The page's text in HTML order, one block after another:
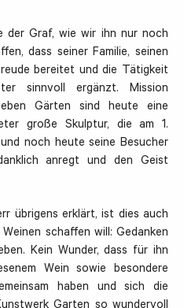
der Graf, wie wir ihn nur noch
dass seiner Familie, seinen
bereitet und die Tätigkeit
sinnvoll ergänzt. Mission
Gärten sind heute eine
große Skulptur, die am 1.
noch heute seine Besucher
anregt und den Geist
übrigens erklärt, ist dies auch
schaffen will: Gedanken
Kein Wunder, dass für ihn
Wein sowie besondere
haben und sich die